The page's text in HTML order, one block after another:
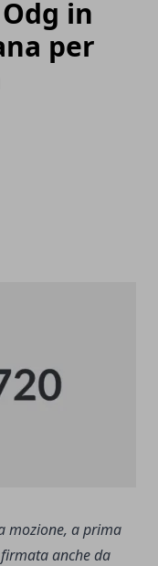
in
per
mozione, a prima
anche da